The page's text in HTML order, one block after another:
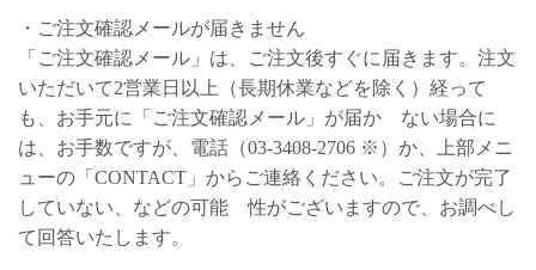
・ご注文確認メールが届きません
「ご注文確認メール」は、ご注文後すぐに届きます。注文
いただいて2営業日以上（長期休業などを除く）経って
も、お手元に「ご注文確認メール」が届か ない場合に
は、お手数ですが、電話（03-3408-2706 ※）か、上部メニ
ューの「CONTACT」からご連絡ください。ご注文が完了
していない、などの可能 性がございますので、お調べし
て回答いたします。